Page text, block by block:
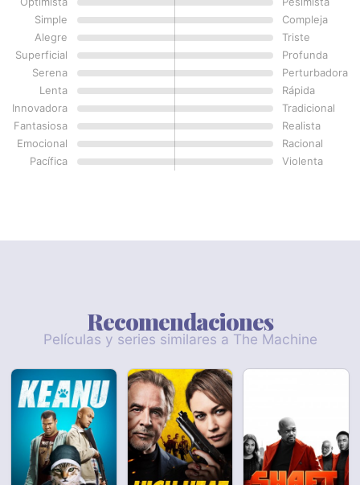
Simple
Compleja
Alegre
Triste
Superficial
Profunda
Serena
Perturbadora
Lenta
Rápida
Innovadora
Tradicional
Fantasiosa
Realista
Emocional
Racional
Pacífica
Violenta
Recomendaciones
Películas y series similares a The Machine